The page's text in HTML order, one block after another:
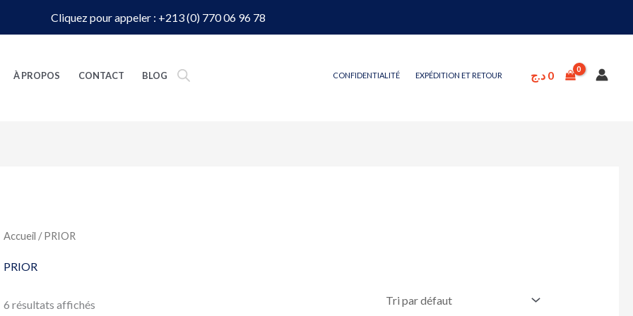
Cliquez pour appeler : +213 (0) 770 06 96 78
À PROPOS CONTACT BLOG CONFIDENTIALITÉ EXPÉDITION ET RETOUR 0 د.ج
Accueil / PRIOR
PRIOR
6 résultats affichés